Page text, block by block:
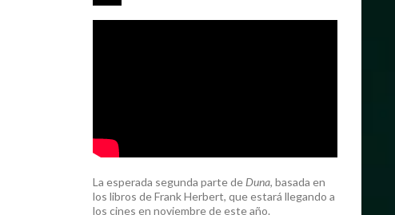
La esperada segunda parte de Duna, basada en
los libros de Frank Herbert, que estará llegando a
los cines en noviembre de este año.